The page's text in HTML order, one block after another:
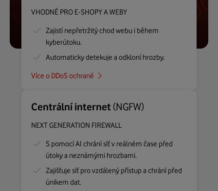
VHODNÉ PRO E-SHOPY A WEBY
Zajistí nepřetržitý chod webu i během
kyberútoku.
Automaticky detekuje a odkloní hrozby.
Více o DDoS ochraně
Centrální internet (NGFW)
NEXT GENERATION FIREWALL
S pomocí AI chrání síť v reálném čase před
útoky a neznámými hrozbami.
Zajišťuje síť pro vzdálený přístup a chrání před
únikem dat.